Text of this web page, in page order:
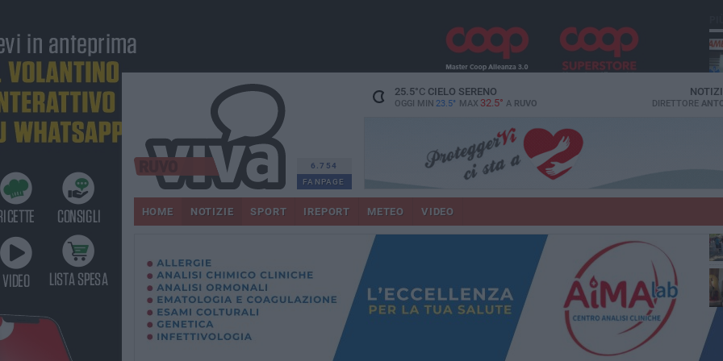
6.754
FANPAGE
25.5°CCIELO SERENO
OGGI MIN 23.5° MAX 32.5° A RUVO DIRETTORE
HOME NOTIZIE SPORT IREPORT METEO VIDEO